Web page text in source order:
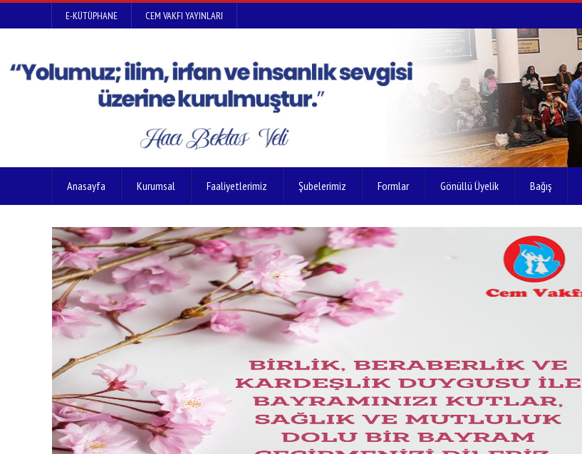
E-KÜTÜPHANE CEM VAKFI YAYINLARI
Anasayfa Kurumsal Faaliyetlerimiz Şubelerimiz Formlar Gönüllü Üyelik Bağış